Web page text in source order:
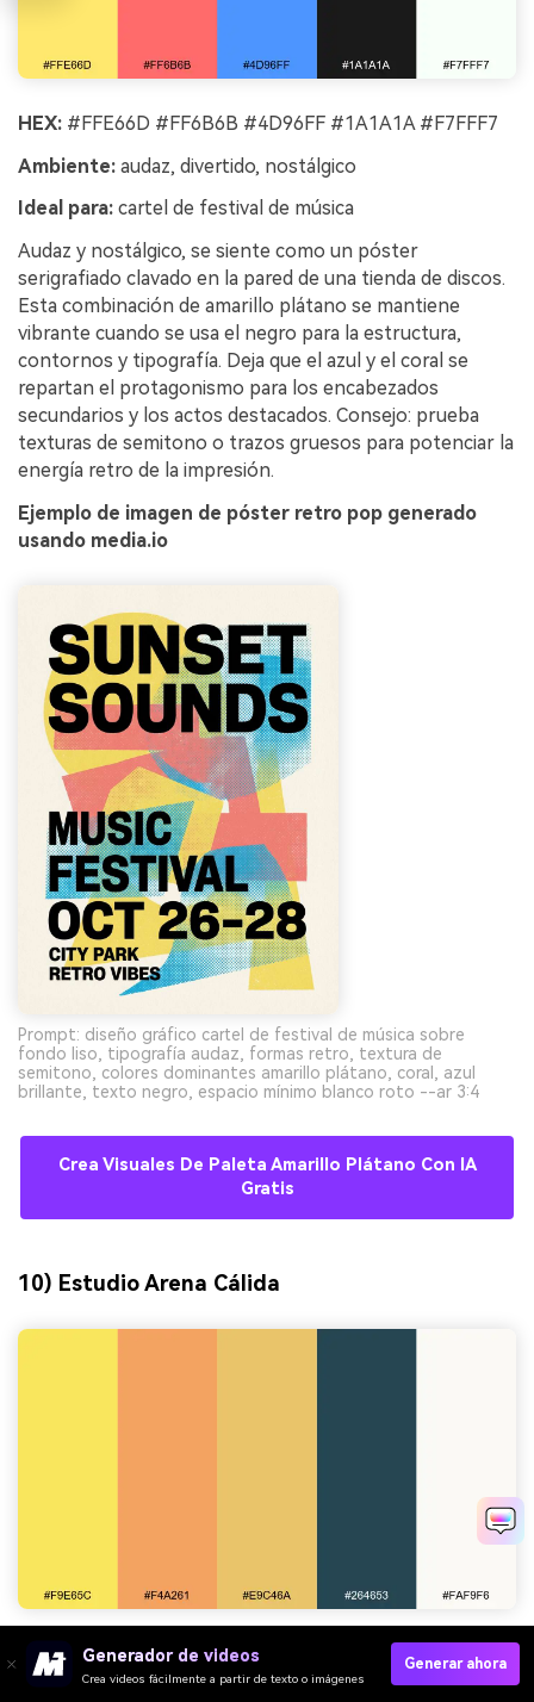
HEX: #FFE66D #FF6B6B #4D96FF #1A1A1A #F7FFF7
Ambiente: audaz, divertido, nostálgico
Ideal para: cartel de festival de música
Audaz y nostálgico, se siente como un póster
serigrafiado clavado en la pared de una tienda de discos.
Esta combinación de amarillo plátano se mantiene
vibrante cuando se usa el negro para la estructura,
contornos y tipografía. Deja que el azul y el coral se
repartan el protagonismo para los encabezados
secundarios y los actos destacados. Consejo: prueba
texturas de semitono o trazos gruesos para potenciar la
energía retro de la impresión.
Ejemplo de imagen de póster retro pop generado
usando media.io
Prompt: diseño gráfico cartel de festival de música sobre
fondo liso, tipografía audaz, formas retro, textura de
semitono, colores dominantes amarillo plátano, coral, azul
brillante, texto negro, espacio mínimo blanco roto --ar 3:4
Crea Visuales De Paleta Amarillo Plátano Con IA
Gratis
10) Estudio Arena Cálida
HEX:#F9E65C #F4A261 #E9C46A #264653 #FAF9F6
Generador de videos
Crea videos fácilmente a partir de texto o imágenes
Generar ahora